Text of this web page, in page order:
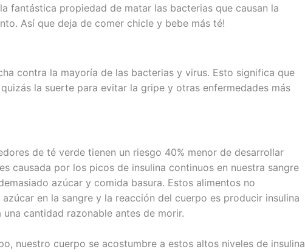
fantástica propiedad de matar las bacterias que causan la
Así que deja de comer chicle y bebe más té!
contra la mayoría de las bacterias y virus. Esto significa que
la suerte para evitar la gripe y otras enfermedades más
de té verde tienen un riesgo 40% menor de desarrollar
causada por los picos de insulina continuos en nuestra sangre
azúcar y comida basura. Estos alimentos no
en la sangre y la reacción del cuerpo es producir insulina
cantidad razonable antes de morir.
nuestro cuerpo se acostumbre a estos altos niveles de insulina